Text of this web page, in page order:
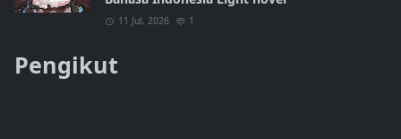
11 Jul, 2026 1
Pengikut